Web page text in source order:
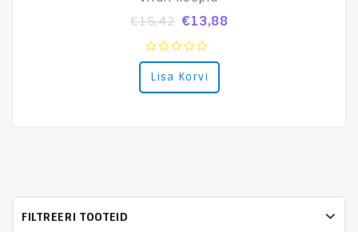
€15,42 €13,88
0
out
of
Lisa Korvi
FILTREERI TOOTEID